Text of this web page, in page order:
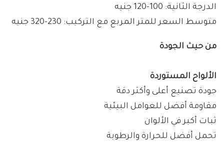
الدرجة الثانية: 100-120 جنيه
متوسط السعر للمتر المربع مع التركيب: 230-320 جنيه
من حيث الجودة
الألواح المستوردة
جودة تصنيع أعلى وأكثر دقة
مقاومة أفضل للعوامل البيئية
ثبات أكبر في الألوان
تحمل أفضل للحرارة والرطوبة